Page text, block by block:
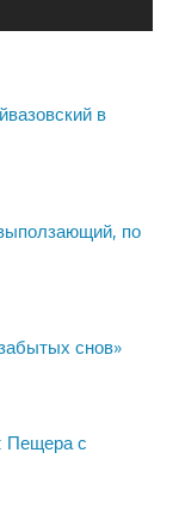
в
по
снов»
Пещера с